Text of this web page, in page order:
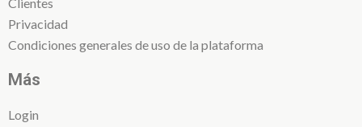
Privacidad
Condiciones generales de uso de la plataforma
Más
Login